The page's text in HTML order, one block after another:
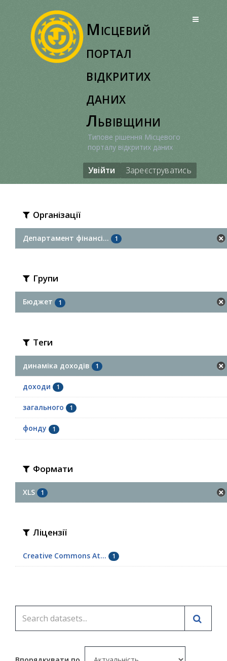
Місцевий
портал
відкритих
даних
Львівщини
Типове рішення Місцевого
порталу відкритих даних
Увійти Зареєструватись
Організації
Департамент фінансі... 1
Групи
Бюджет 1
Теги
динаміка доходів 1
доходи 1
загального 1
фонду 1
Формати
XLS 1
Ліцензії
Creative Commons At... 1